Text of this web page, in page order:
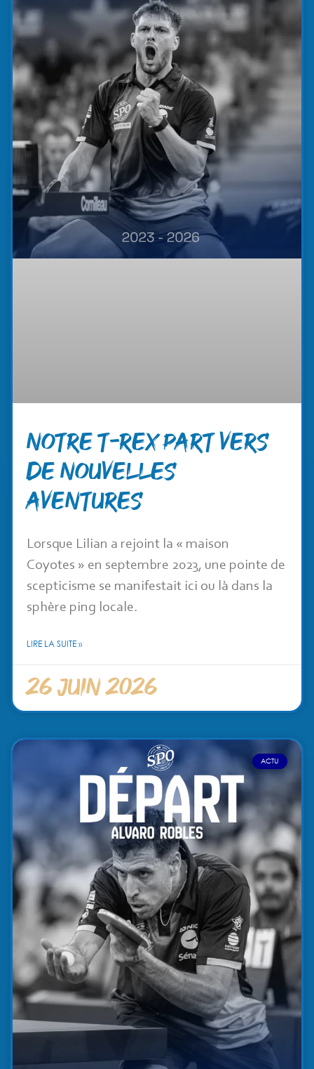
Notre T-Rex part vers
de nouvelles
aventures
Lorsque Lilian a rejoint la « maison
Coyotes » en septembre 2023, une pointe de
scepticisme se manifestait ici ou là dans la
sphère ping locale.
LIRE LA SUITE »
26 juin 2026
ACTU